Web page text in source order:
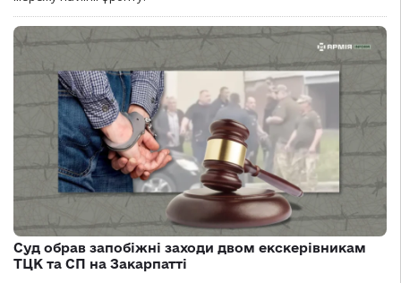
Суд обрав запобіжні заходи двом екскерівникам
ТЦК та СП на Закарпатті